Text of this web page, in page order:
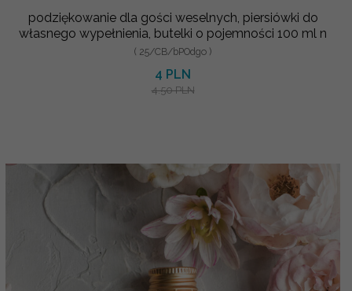
podziękowanie dla gości weselnych, piersiówki do
własnego wypełnienia, butelki o pojemności 100 ml n
( 25/CB/bPOdgo )
4 PLN
4.50 PLN